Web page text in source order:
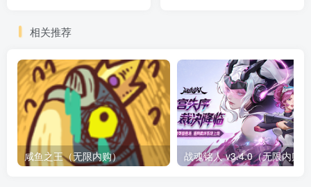
相关推荐
咸鱼之王（无限内购）